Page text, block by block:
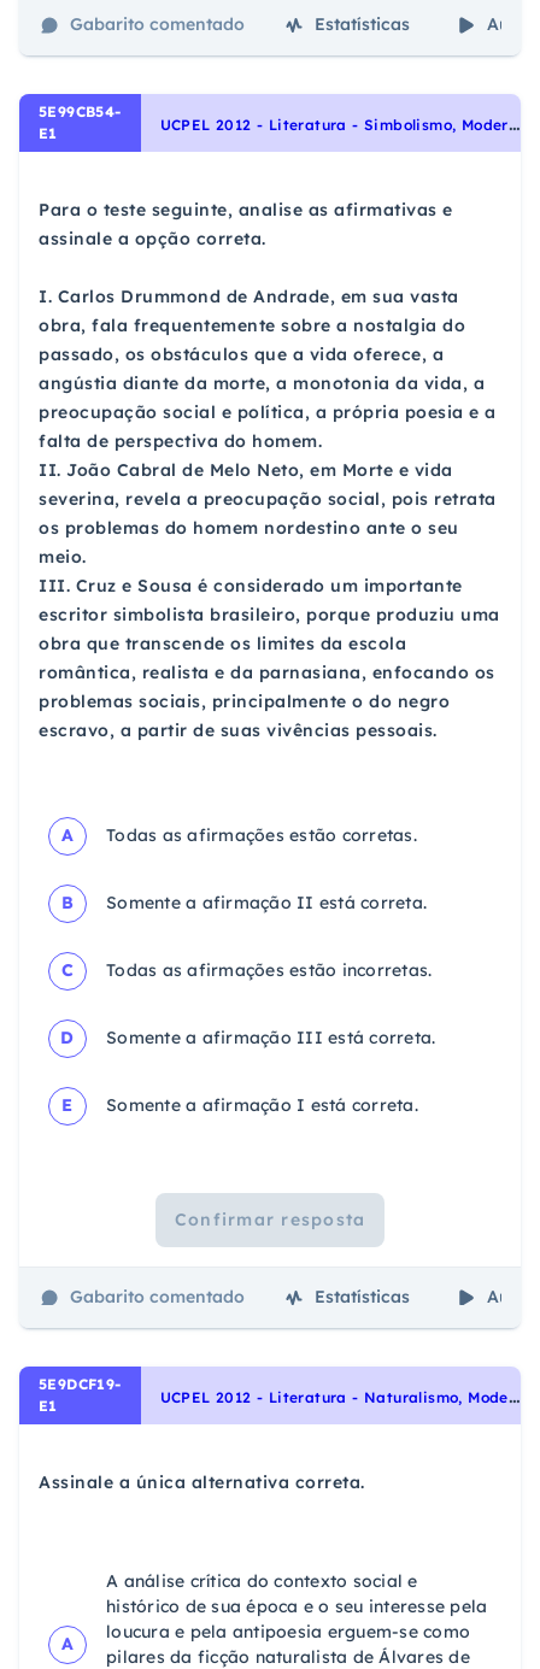
Gabarito comentado Estatísticas Aulas
5E99CB54-
E1
U
CPEL 2012 - Literatura - Simbolismo, Modernismo, Escolas Literárias
Para o teste seguinte, analise as afirmativas e
assinale a opção correta.
I. Carlos Drummond de Andrade, em sua vasta
obra, fala frequentemente sobre a nostalgia do
passado, os obstáculos que a vida oferece, a
angústia diante da morte, a monotonia da vida, a
preocupação social e política, a própria poesia e a
falta de perspectiva do homem.
II. João Cabral de Melo Neto, em Morte e vida
severina, revela a preocupação social, pois retrata
os problemas do homem nordestino ante o seu
meio.
III. Cruz e Sousa é considerado um importante
escritor simbolista brasileiro, porque produziu uma
obra que transcende os limites da escola
romântica, realista e da parnasiana, enfocando os
problemas sociais, principalmente o do negro
escravo, a partir de suas vivências pessoais.
A Todas as afirmações estão corretas.
B Somente a afirmação II está correta.
C Todas as afirmações estão incorretas.
D Somente a afirmação III está correta.
E Somente a afirmação I está correta.
Confirmar resposta
Gabarito comentado Estatísticas Aulas
5E9DCF19-
E1
U
CPEL 2012 - Literatura - Naturalismo, Modernismo, Parnasianismo, Escolas Literárias, Romantismo
Assinale a única alternativa correta.
A
A análise crítica do contexto social e
histórico de sua época e o seu interesse pela
loucura e pela antipoesia erguem-se como
pilares da ficção naturalista de Álvares de